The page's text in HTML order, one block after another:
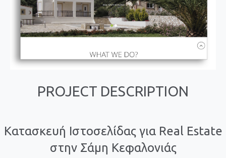
PROJECT DESCRIPTION
Κατασκευή Ιστοσελίδας για Real Estate
στην Σάμη Κεφαλονιάς